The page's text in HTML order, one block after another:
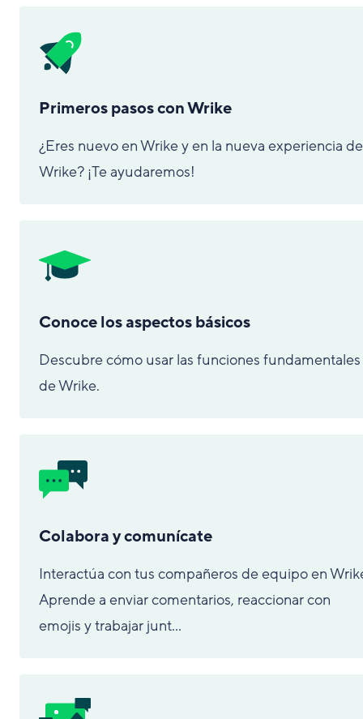
Primeros pasos con Wrike
¿Eres nuevo en Wrike y en la nueva experiencia de
Wrike? ¡Te ayudaremos!
Conoce los aspectos básicos
Descubre cómo usar las funciones fundamentales
de Wrike.
Colabora y comunícate
Interactúa con tus compañeros de equipo en
Aprende a enviar comentarios, reaccionar con
emojis y trabajar junt...